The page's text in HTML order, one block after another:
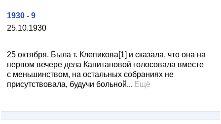
25.10.1930
1930 - 9
25 октября. Была т. Клепикова[1] и сказала, что она на
первом вечере дела Капитановой голосовала вместе
с меньшинством, на остальных собраниях не
присутствовала, будучи больной... Ещё